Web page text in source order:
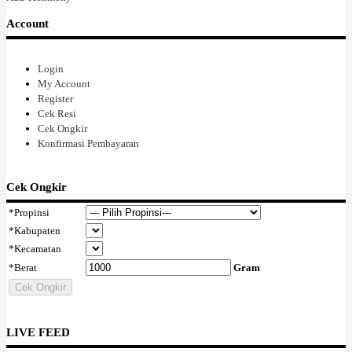
karena aku melihat kegesitan nya dan itu memacuku lagi. Aku
sebenarnya. Dan dia melayani semua pelanggannya dengan senyum
ketulusannya. Aku terkesan dengan kesederhanaannya, dan
kealimannya yang tak dapat disembunyikannya, tapi dia tetap
Indonesia. Perlahan sambil lalu aku bertanya : dibelakang namamu
kenapa ada "Ong" nya....dengan sumringah dia menjawab ku, oh iya
ibu...ayahku"cina" ....dia tidak menutupi siapa dia dibalik balutan baju
sendiri tanpa tergantung kepada orang lain dan tidak akan pernah
menganggu orang lain,dia berani dengan identitasnya. Dimasa reformasi
yang kita agungkan ini, tapi yang membuat banyak orang kebablasan,
bahkan anak bangsa sendiri pun tak lagi menghidupi
kebhinekaan...kemajemukan Indonesia, aku bersyukur aku mengenal
Alween Ong, aku bangga melihatnya, tanpa banyak bicara dia
melakukan saja bagiannya, dan aku merasakan kasih dalam setiap
gerakannya. Aku masih order ini dan itu, dan dia dengan sabar
kuinginkan, dia berusaha bekerja tepat waktu dan harganya
terjangkau....dia gak neko neko...dan aku tetap merasakan ketulusannya
Account
Login
My Account
Register
Cek Resi
Cek Ongkir
Konfirmasi Pembayaran
Cek Ongkir
*Propinsi
*Kabupaten
*Kecamatan
*Berat
Gram
Cek Ongkir
LIVE FEED